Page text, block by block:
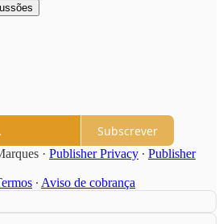
Subscrever
· Publisher Privacy ∙ Publisher
∙ Aviso de cobrança